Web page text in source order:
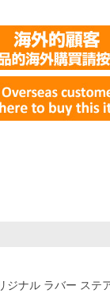
ジナル ラバー ステ